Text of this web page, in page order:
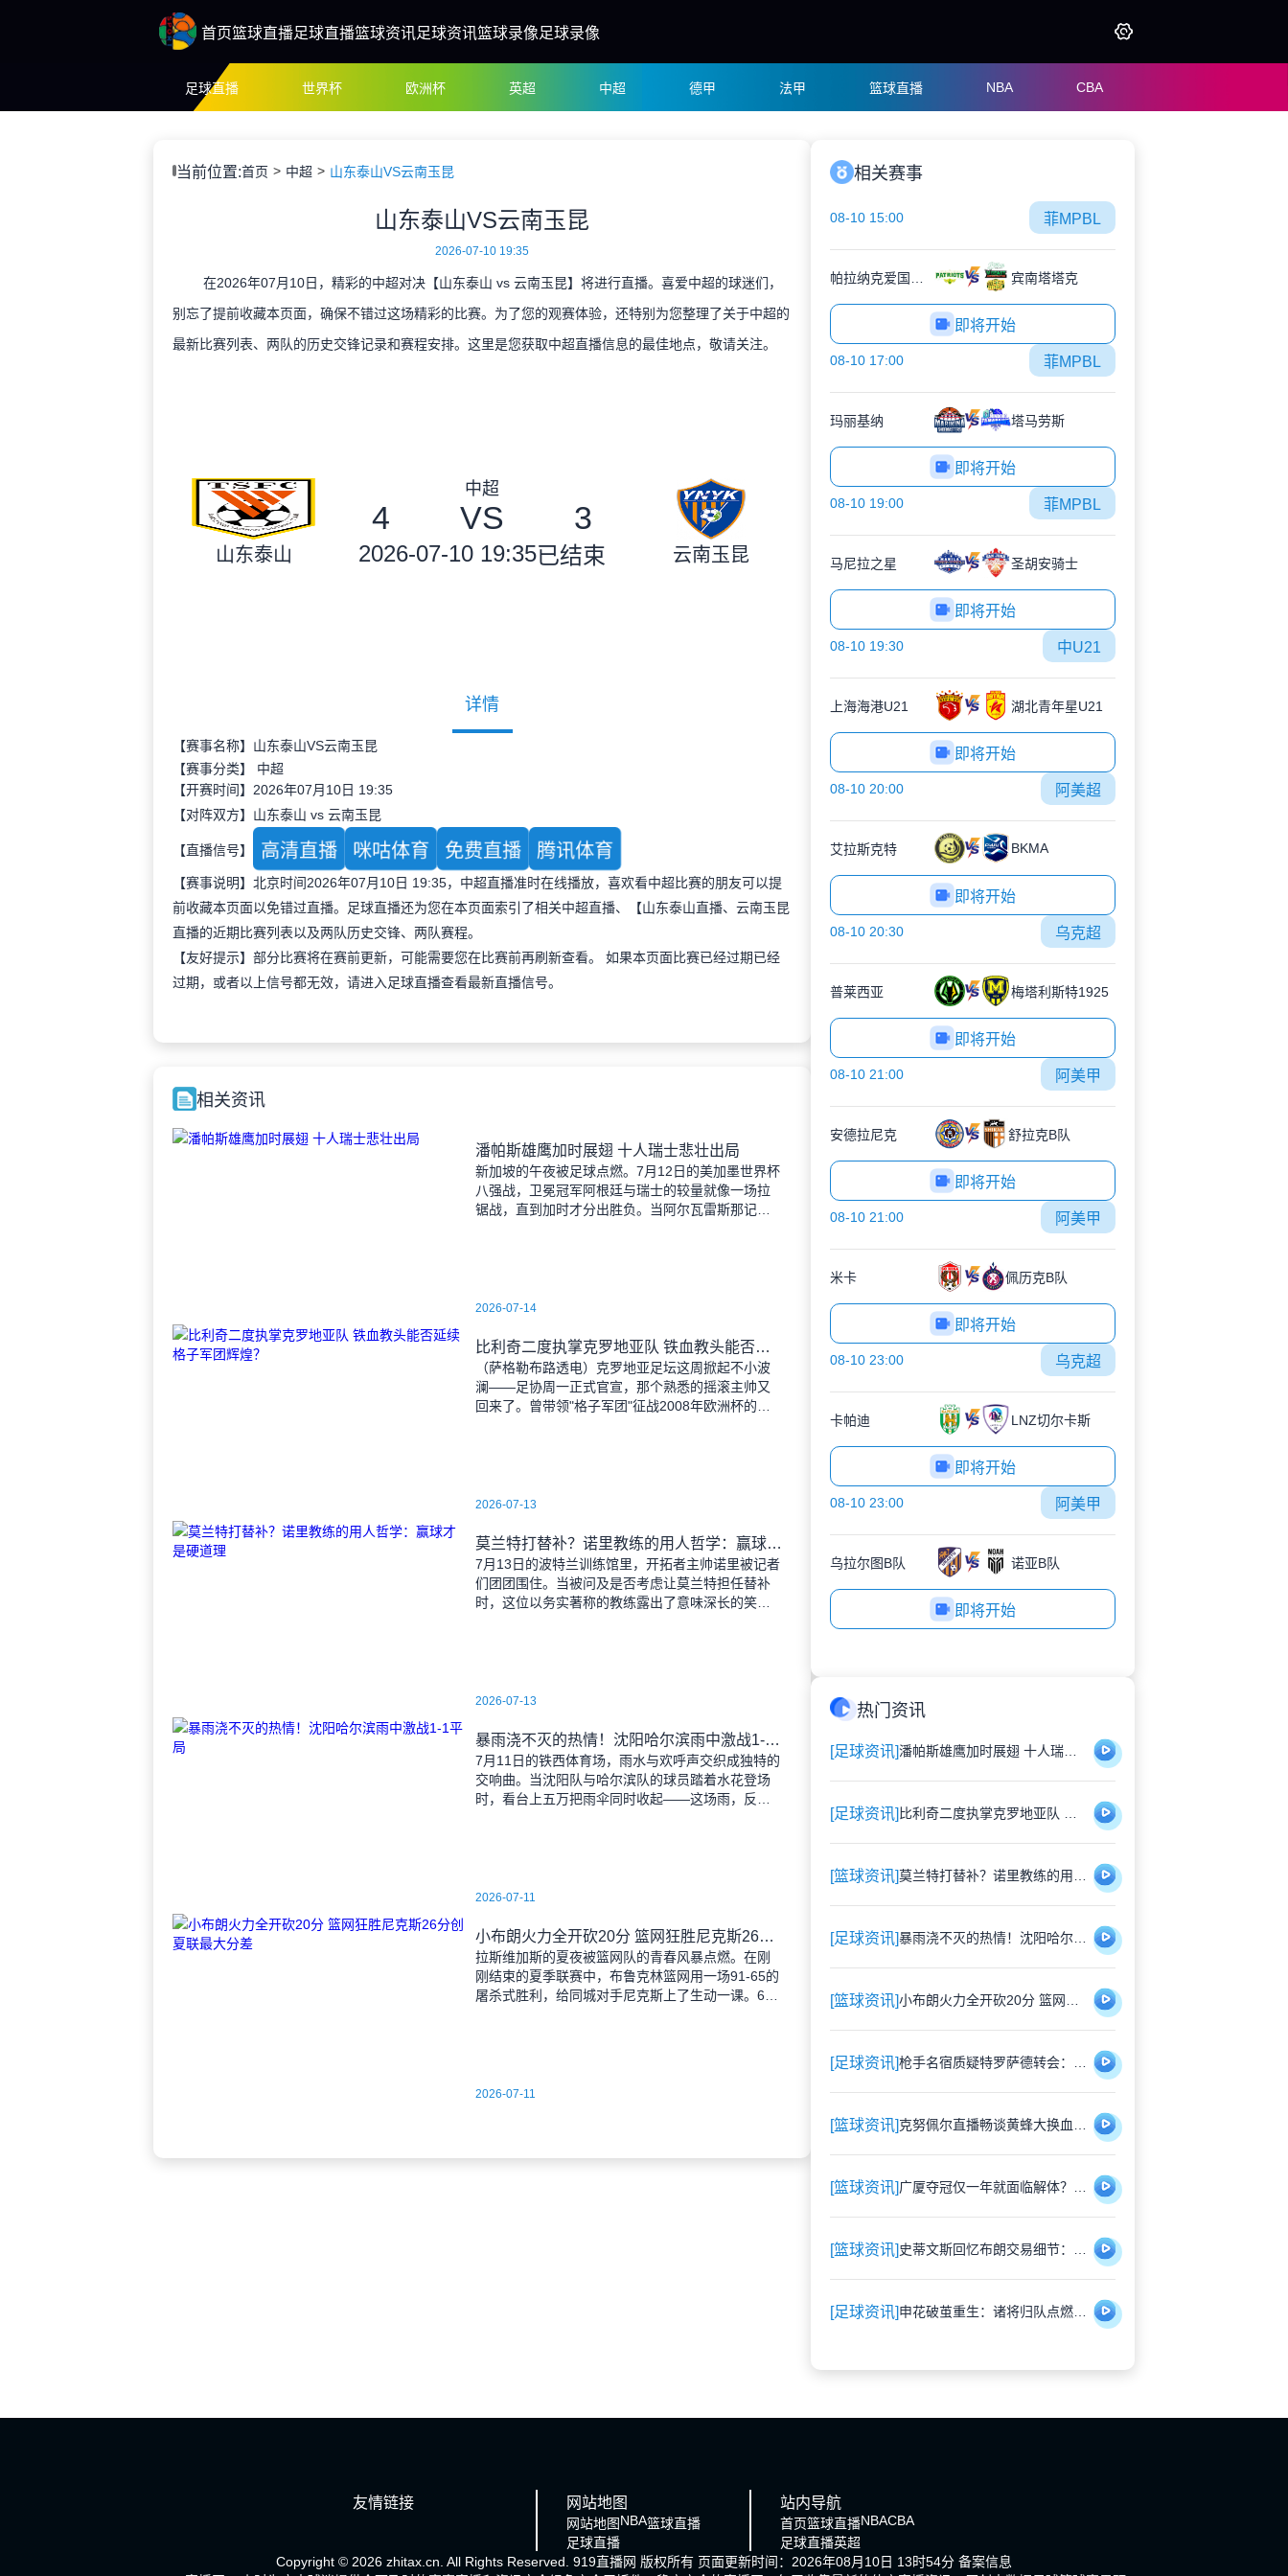
首页篮球直播足球直播篮球资讯足球资讯篮球录像足球录像
足球直播 世界杯 欧洲杯 英超 中超 德甲 法甲 篮球直播 NBA CBA
当前位置:首页 中超 山东泰山VS云南玉昆
山东泰山VS云南玉昆
2026-07-10 19:35
在2026年07月10日，精彩的中超对决【山东泰山 vs 云南玉昆】将进行直播。喜爱中超的球迷们，
别忘了提前收藏本页面，确保不错过这场精彩的比赛。为了您的观赛体验，还特别为您整理了关于中超的
最新比赛列表、两队的历史交锋记录和赛程安排。这里是您获取中超直播信息的最佳地点，敬请关注。
山东泰山
中超
4 VS 3
2026-07-10 19:35已结束 云南玉昆
详情
【赛事名称】山东泰山VS云南玉昆
【赛事分类】 中超
【开赛时间】2026年07月10日 19:35
【对阵双方】山东泰山 vs 云南玉昆
【直播信号】 高清直播 咪咕体育 免费直播 腾讯体育
【赛事说明】北京时间2026年07月10日 19:35，中超直播准时在线播放，喜欢看中超比赛的朋友可以提
前收藏本页面以免错过直播。足球直播还为您在本页面索引了相关中超直播、【山东泰山直播、云南玉昆
直播的近期比赛列表以及两队历史交锋、两队赛程。
【友好提示】部分比赛将在赛前更新，可能需要您在比赛前再刷新查看。 如果本页面比赛已经过期已经
过期，或者以上信号都无效，请进入足球直播查看最新直播信号。
相关资讯
潘帕斯雄鹰加时展翅 十人瑞士悲壮出局
新加坡的午夜被足球点燃。7月12日的美加墨世界杯
八强战，卫冕冠军阿根廷与瑞士的较量就像一场拉
锯战，直到加时才分出胜负。当阿尔瓦雷斯那记弧
2026-07-14
比利奇二度执掌克罗地亚队 铁血教头能否延续格子军团辉煌？
（萨格勒布路透电）克罗地亚足坛这周掀起不小波
澜——足协周一正式官宣，那个熟悉的摇滚主帅又
回来了。曾带领"格子军团"征战2008年欧洲杯的比
2026-07-13
莫兰特打替补？诺里教练的用人哲学：赢球才是硬道理
7月13日的波特兰训练馆里，开拓者主帅诺里被记者
们团团围住。当被问及是否考虑让莫兰特担任替补
时，这位以务实著称的教练露出了意味深长的笑
2026-07-13
暴雨浇不灭的热情！沈阳哈尔滨雨中激战1-1平局
7月11日的铁西体育场，雨水与欢呼声交织成独特的
交响曲。当沈阳队与哈尔滨队的球员踏着水花登场
时，看台上五万把雨伞同时收起——这场雨，反倒
2026-07-11
小布朗火力全开砍20分 篮网狂胜尼克斯26分创夏联最大分差
拉斯维加斯的夏夜被篮网队的青春风暴点燃。在刚
刚结束的夏季联赛中，布鲁克林篮网用一场91-65的
屠杀式胜利，给同城对手尼克斯上了生动一课。6号
2026-07-11
相关赛事
08-10 15:00 菲MPBL
宾南塔塔克
即将开始
08-10 17:00 菲MPBL
玛丽基纳 塔马劳斯
即将开始
08-10 19:00 菲MPBL
马尼拉之星 圣胡安骑士
即将开始
08-10 19:30 中U21
上海海港U21 湖北青年星U21
即将开始
08-10 20:00 阿美超
艾拉斯克特 BKMA
即将开始
08-10 20:30 乌克超
普莱西亚 梅塔利斯特1925
即将开始
08-10 21:00 阿美甲
安德拉尼克 舒拉克B队
即将开始
08-10 21:00 阿美甲
米卡 佩历克B队
即将开始
08-10 23:00 乌克超
卡帕迪 LNZ切尔卡斯
即将开始
08-10 23:00 阿美甲
乌拉尔图B队 诺亚B队
即将开始
热门资讯
[足球资讯]
[足球资讯]
[篮球资讯]
[足球资讯]
[篮球资讯]
[足球资讯]
[篮球资讯]
[篮球资讯]
[篮球资讯]
[足球资讯]
友情链接 网站地图
网站地图NBA篮球直播
足球直播
站内导航
首页篮球直播NBACBA
足球直播英超
Copyright © 2026 zhitax.cn. All Rights Reserved. 919直播网 版权所有 页面更新时间：2026年08月10日 13时54分 备案信息